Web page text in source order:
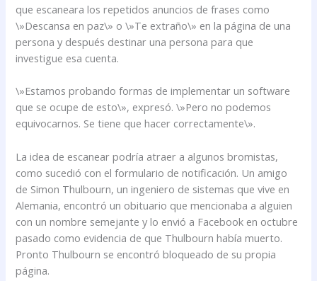
que escaneara los repetidos anuncios de frases como
\»Descansa en paz\» o \»Te extraño\» en la página de una
persona y después destinar una persona para que
investigue esa cuenta.
\»Estamos probando formas de implementar un software
que se ocupe de esto\», expresó. \»Pero no podemos
equivocarnos. Se tiene que hacer correctamente\».
La idea de escanear podría atraer a algunos bromistas,
como sucedió con el formulario de notificación. Un amigo
de Simon Thulbourn, un ingeniero de sistemas que vive en
Alemania, encontró un obituario que mencionaba a alguien
con un nombre semejante y lo envió a Facebook en octubre
pasado como evidencia de que Thulbourn había muerto.
Pronto Thulbourn se encontró bloqueado de su propia
página.